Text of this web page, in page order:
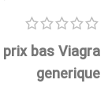
prix bas Viagra
generique